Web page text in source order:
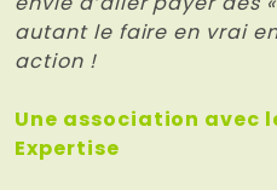
autant le faire en vrai
action !
Une association avec
Expertise